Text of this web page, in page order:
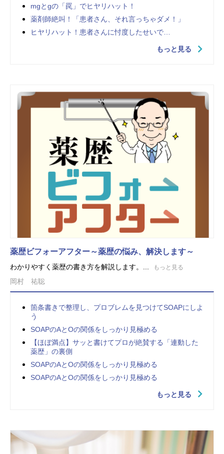
mgとgの「罠」でヒヤリハット！
薬剤師絶叫！「患者さん、それ言っちゃダメ！」
ヒヤリハット！患者さんに忖度したせいで…
もっと見る
薬歴ビフォーアフター～薬歴の悩み、解決します～
わかりやすく薬歴の書き方を解説します。... もっと見る
岡村 祐聡
箇条書きで整理し、プロブレムを見つけてSOAPにしよ
う
SOAPのAとOの関係をしっかり見極める
【ほぼ満点】サッと書けてプロが絶賛する「連動した
薬歴」の裏側
SOAPのAとOの関係をしっかり見極める
SOAPのAとOの関係をしっかり見極める
もっと見る